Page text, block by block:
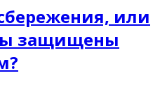
или
защищены